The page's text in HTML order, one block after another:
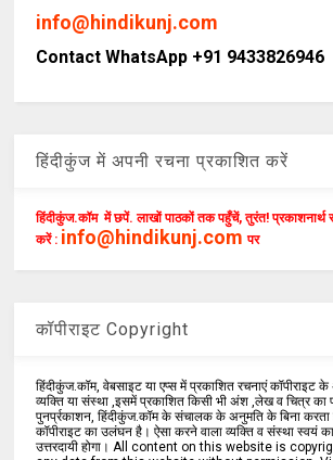
info@hindikunj.com
Contact WhatsApp +91 9433826946
हिंदीकुंज में अपनी रचना प्रकाशित करें
हिंदीकुंज.कॉम में छपें. लाखों पाठकों तक पहुँचें, तुरंत! प्रकाशनार्थ
करें : info@hindikunj.com पर
कॉपीराइट Copyright
हिंदीकुंज.कॉम, वेबसाइट या एप्स में प्रकाशित रचनाएं कॉपीराइट
व्यक्ति या संस्था ,इसमें प्रकाशित किसी भी अंश ,लेख व चित्र का
पुनर्प्रकाशन, हिंदीकुंज.कॉम के संचालक के अनुमति के बिना करता
कॉपीराइट का उलंघन है। ऐसा करने वाला व्यक्ति व संस्था स्वयं
उत्तरदायी होगा। All content on this website is